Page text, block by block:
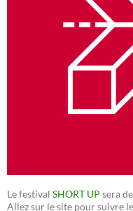
Le festival SHORT UP sera
Allez sur le site pour suivre